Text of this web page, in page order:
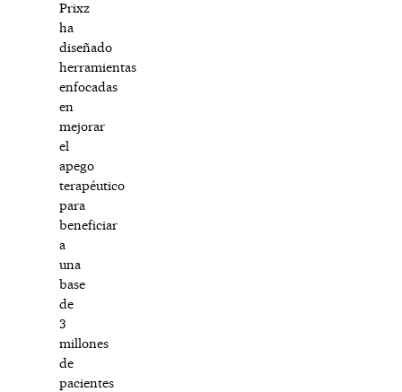
Prixz
ha
diseñado
herramientas
enfocadas
en
mejorar
el
apego
terapéutico
para
beneficiar
a
una
base
de
3
millones
de
pacientes